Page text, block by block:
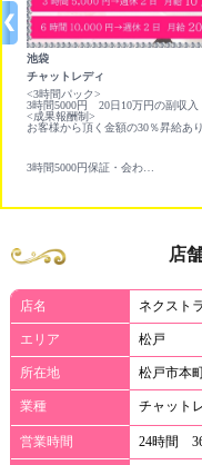
池袋
チャットレディ
<3時間パック>
3時間5000円 20日10万円の副収入
<成果報酬制>
お客様から頂く金額の30％昇給あり
店
店名 ネクスト
エリア 松戸
所在地 松戸市本
業種 チャット
営業時間 24時間